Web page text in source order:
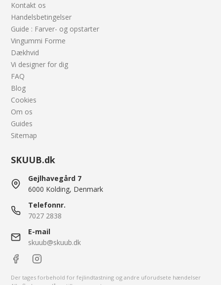
Kontakt os
Handelsbetingelser
Guide : Farver- og opstarter
Vingummi Forme
Dækhvid
Vi designer for dig
FAQ
Blog
Cookies
Om os
Guides
Sitemap
SKUUB.dk
Gejlhavegård 7
6000 Kolding, Denmark
Telefonnr.
7027 2838
E-mail
skuub@skuub.dk
Der tages forbehold for fejlindtastning og andre uforudsete hændelser